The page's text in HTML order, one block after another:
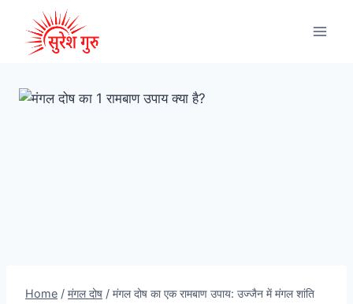
Home / मंगल दोष / मंगल दोष का एक रामबाण उपाय: उज्जैन में मंगल शांति